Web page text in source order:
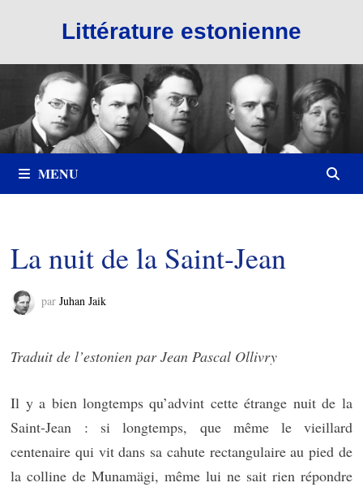
Littérature estonienne
MENU
La nuit de la Saint-Jean
parJuhan Jaik
Traduit de l’estonien par Jean Pascal Ollivry
Il y a bien longtemps qu’advint cette étrange nuit de la
Saint-Jean : si longtemps, que même le vieillard
centenaire qui vit dans sa cahute rectangulaire au pied de
la colline de Munamägi, même lui ne sait rien répondre